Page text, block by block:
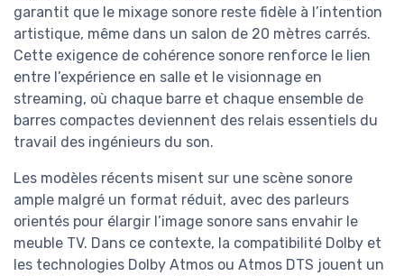
garantit que le mixage sonore reste fidèle à l’intention
artistique, même dans un salon de 20 mètres carrés.
Cette exigence de cohérence sonore renforce le lien
entre l’expérience en salle et le visionnage en
streaming, où chaque barre et chaque ensemble de
barres compactes deviennent des relais essentiels du
travail des ingénieurs du son.
Les modèles récents misent sur une scène sonore
ample malgré un format réduit, avec des parleurs
orientés pour élargir l’image sonore sans envahir le
meuble TV. Dans ce contexte, la compatibilité Dolby et
les technologies Dolby Atmos ou Atmos DTS jouent un